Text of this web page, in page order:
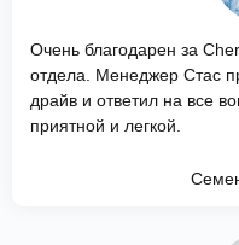
Очень благодарен за
отдела. Менеджер Стас
драйв и ответил на все
приятной и легкой.